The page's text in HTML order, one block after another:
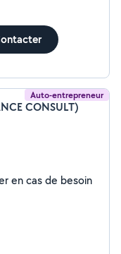
Auto-entrepreneur
CONSULT)